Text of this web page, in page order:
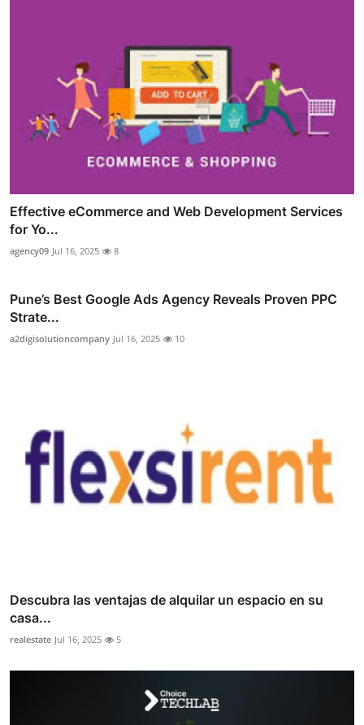
Effective eCommerce and Web Development Services
for Yo...
agency09 Jul 16, 2025 8
Pune’s Best Google Ads Agency Reveals Proven PPC
Strate...
a2digisolutioncompany Jul 16, 2025 10
Descubra las ventajas de alquilar un espacio en su
casa...
realestate Jul 16, 2025 5